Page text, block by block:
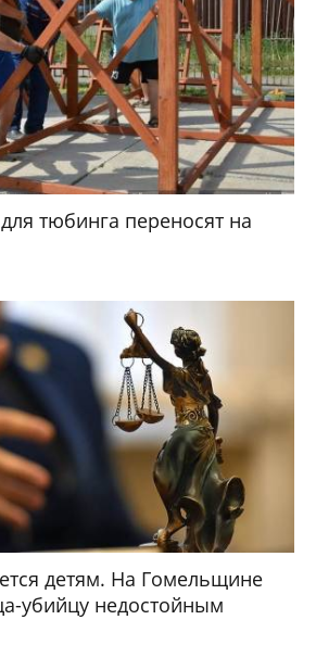
тюбинга переносят на
детям. На Гомельщине
убийцу недостойным